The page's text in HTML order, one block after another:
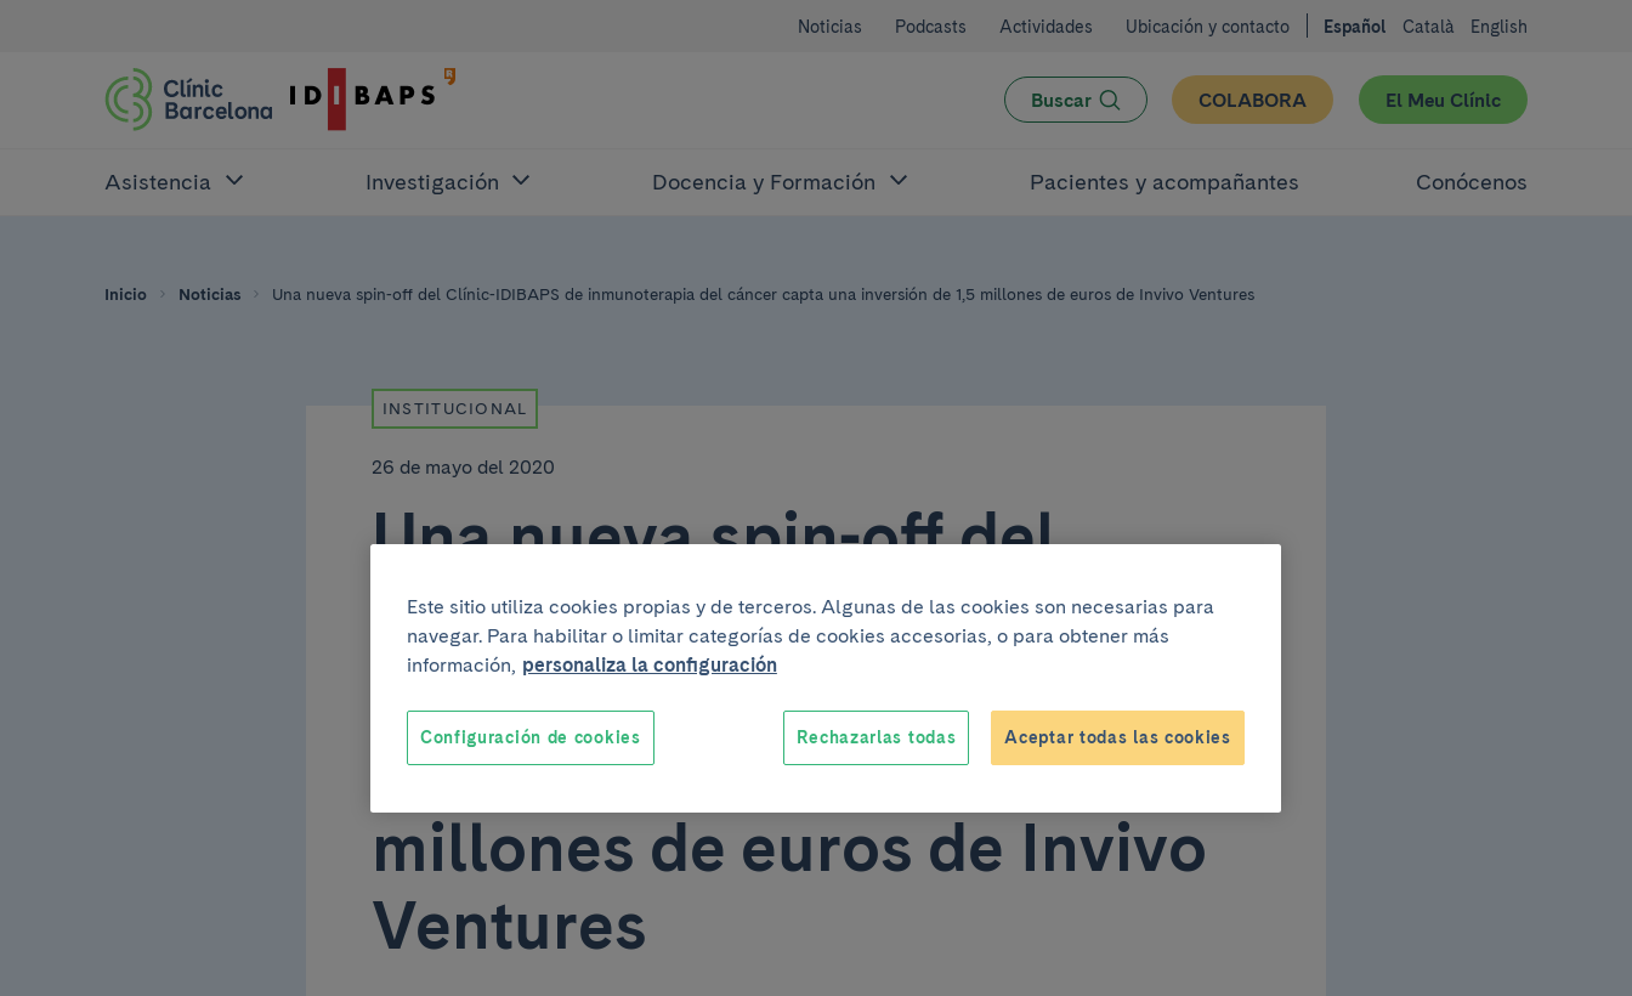
Noticias Podcasts Actividades Ubicación y contacto Español Català English
Buscar COLABORA El Meu Clínic
Asistencia Investigación Docencia y Formación Pacientes y acompañantes Conócenos
Inicio Noticias Una nueva spin-off del Clínic-IDIBAPS de inmunoterapia del cáncer capta una inversión de 1,5 millones de euros de Invivo Ventures
INSTITUCIONAL
26 de mayo del 2020
Una nueva spin-off del
Clínic-IDIBAPS de
inmunoterapia del cáncer
capta una inversión de 1,5
millones de euros de Invivo
Ventures
Este sitio utiliza cookies propias y de terceros. Algunas de las cookies son necesarias para
navegar. Para habilitar o limitar categorías de cookies accesorias, o para obtener más
información, personaliza la configuración
Rechazarlas todas Aceptar todas las cookies
Configuración de cookies